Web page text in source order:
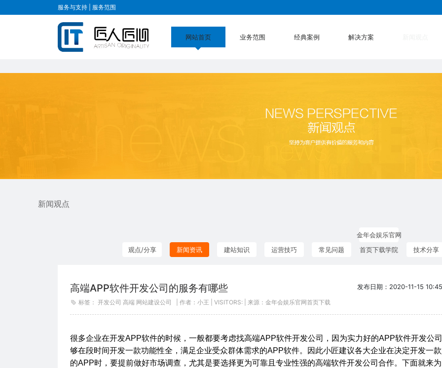
金年会娱乐官网首页下载
服务与支持 | 服务范围
网站首页 业务范围 经典案例 解决方案
新闻观点
观点/分享 新闻资讯 建站知识 运营技巧 常见问题
金年会娱乐官网
首页下载学院
技术分享
高端APP软件开发公司的服务有哪些 发布日期：2020-11-15
标签： 开发公司 高端 网站建设公司 | 作者：小王 | VISITORS: | 来源：金年会娱乐官网首页下载
很多企业在开发APP软件的时候，一般都要考虑找高端APP软件开发公司，因为实力好的APP软件开发公
够在段时间开发一款功能性全，满足企业受众群体需求的APP软件。因此小匠建议各大企业在决定开发一
的APP时，要提前做好市场调查，尤其是要选择更为可靠且专业性强的高端软件开发公司合作。下面就来